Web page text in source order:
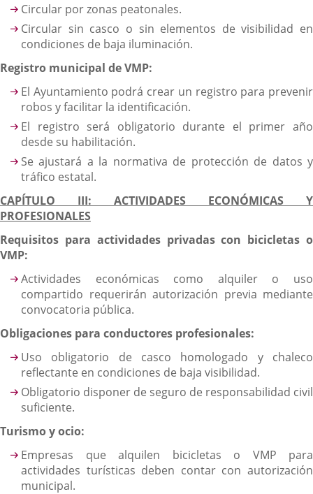
Circular por zonas peatonales.
Circular sin casco o sin elementos de visibilidad en
condiciones de baja iluminación.
Registro municipal de VMP:
El Ayuntamiento podrá crear un registro para prevenir
robos y facilitar la identificación.
El registro será obligatorio durante el primer año
desde su habilitación.
Se ajustará a la normativa de protección de datos y
tráfico estatal.
CAPÍTULO III: ACTIVIDADES ECONÓMICAS Y
PROFESIONALES
Requisitos para actividades privadas con bicicletas o
VMP:
Actividades económicas como alquiler o uso
compartido requerirán autorización previa mediante
convocatoria pública.
Obligaciones para conductores profesionales:
Uso obligatorio de casco homologado y chaleco
reflectante en condiciones de baja visibilidad.
Obligatorio disponer de seguro de responsabilidad civil
suficiente.
Turismo y ocio:
Empresas que alquilen bicicletas o VMP para
actividades turísticas deben contar con autorización
municipal.